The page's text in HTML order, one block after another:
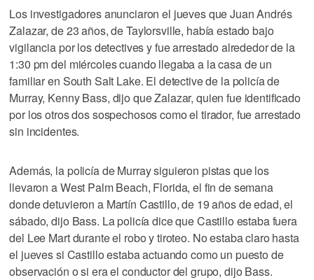
Los investigadores anunciaron el jueves que Juan Andrés
Zalazar, de 23 años, de Taylorsville, había estado bajo
vigilancia por los detectives y fue arrestado alrededor de la
1:30 pm del miércoles cuando llegaba a la casa de un
familiar en South Salt Lake. El detective de la policía de
Murray, Kenny Bass, dijo que Zalazar, quien fue identificado
por los otros dos sospechosos como el tirador, fue arrestado
sin incidentes.
Además, la policía de Murray siguieron pistas que los
llevaron a West Palm Beach, Florida, el fin de semana
donde detuvieron a Martín Castillo, de 19 años de edad, el
sábado, dijo Bass. La policía dice que Castillo estaba fuera
del Lee Mart durante el robo y tiroteo. No estaba claro hasta
el jueves si Castillo estaba actuando como un puesto de
observación o si era el conductor del grupo, dijo Bass.